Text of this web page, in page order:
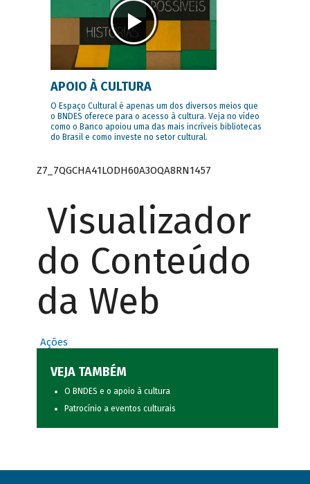
APOIO À CULTURA
O Espaço Cultural é apenas um dos diversos meios que
o BNDES oferece para o acesso à cultura. Veja no vídeo
como o Banco apoiou uma das mais incríveis bibliotecas
do Brasil e como investe no setor cultural.
Z7_7QGCHA41LODH60A3OQA8RN1457
Visualizador
do Conteúdo
da Web
Ações
VEJA TAMBÉM
O BNDES e o apoio à cultura
Patrocínio a eventos culturais